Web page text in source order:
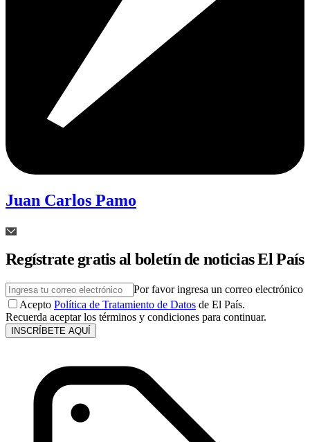
Juan Carlos Pamo
Regístrate gratis al boletín de noticias El País
Por favor ingresa un correo electrónico
Acepto Política de Tratamiento de Datos de El País.
Recuerda aceptar los términos y condiciones para continuar.
INSCRÍBETE AQUÍ